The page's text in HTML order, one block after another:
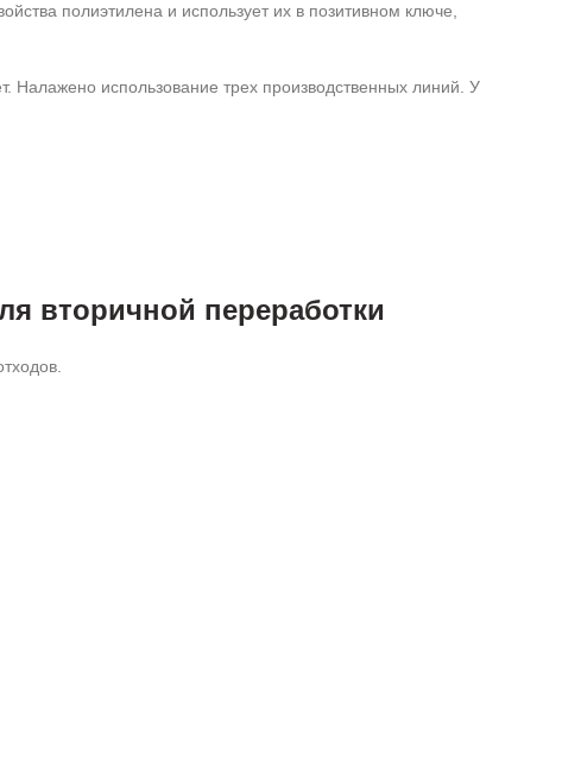
полиэтилена и использует их в позитивном ключе,
Налажено использование трех производственных линий. У
вторичной переработки